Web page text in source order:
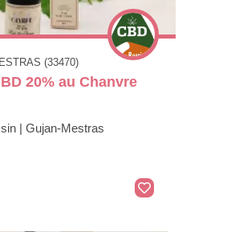
(33470)
20% au Chanvre
| Gujan-Mestras